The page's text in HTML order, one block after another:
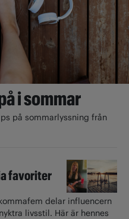
i sommar
på sommarlyssning från
favoriter
delar influencern
livsstil. Här är hennes